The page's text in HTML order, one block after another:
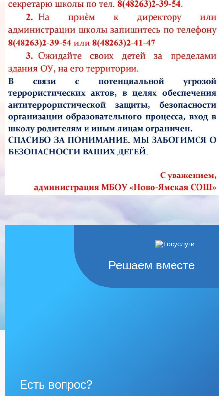
Решаем вместе
Есть вопрос?